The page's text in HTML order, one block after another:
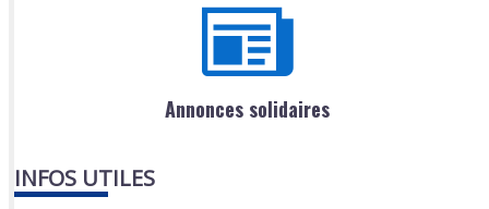
Annonces solidaires
INFOS UTILES